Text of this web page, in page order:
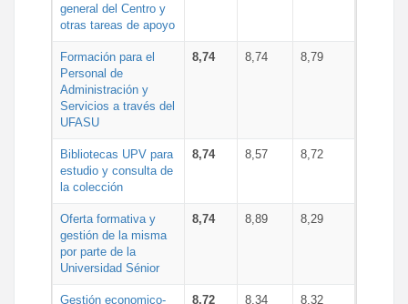
general del Centro y
otras tareas de apoyo
Formación para el
Personal de
Administración y
Servicios a través del
UFASU
8,74 8,74 8,79
Bibliotecas UPV para
estudio y consulta de
la colección
8,74 8,57 8,72
Oferta formativa y
gestión de la misma
por parte de la
Universidad Sénior
8,74 8,89 8,29
Gestión economico- 8,72 8,34 8,32